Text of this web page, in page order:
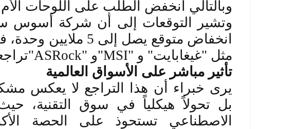
وبالتالي انخفض الطلب على اللوحات الأم
وتشير التوقعات إلى أن شركة أسوس
انخفاض متوقع يصل
مثل "غيغابايت" و "MSI"و "ASRock"
تأثير مباشر على الأسواق العالمية
يرى خبراء أن هذا التراجع لا يعكس
بل تحولاً هيكلياً في سوق التقنية،
الاصطناعي تستحوذ على الحصة